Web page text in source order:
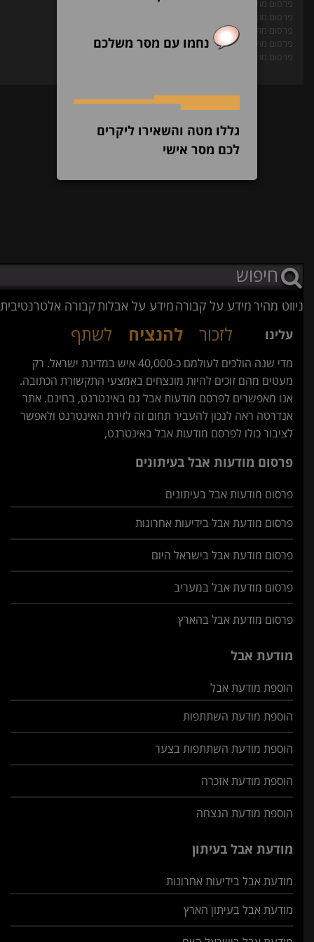
פרסום מודעות בעיתון
פרסום מודעת אבל בעיתון
פרסום מודעה משפטית בעיתון
פרסום מודעה מסחרית בעיתון
פרסום מודעת דרושים בעיתון
ניווט מהירמידע על קבורהמידע על אבלותקבורה אלטרנטיבית
לזכור להנציח לשתף
נחמו עם מסר משלכם
גללו מטה והשאירו ליקרים
לכם מסר אישי
עלינו
מדי שנה הולכים לעולמם כ-40,000 איש במדינת ישראל. רק
מעטים מהם זוכים להיות מונצחים באמצעי התקשורת הכתובה.
אנו מאפשרים לפרסם מודעות אבל גם באינטרנט, בחינם. אתר
אנדרטה ראה לנכון להעביר תחום זה לזירת האינטרנט ולאפשר
לציבור כולו לפרסם מודעות אבל באינטרנט,
פרסום מודעות אבל בעיתונים
פרסום מודעות אבל בעיתונים
פרסום מודעת אבל בידיעות אחרונות
פרסום מודעת אבל בישראל היום
פרסום מודעת אבל במעריב
פרסום מודעת אבל בהארץ
מודעת אבל
הוספת מודעת אבל
הוספת מודעת השתתפות
הוספת מודעת השתתפות בצער
הוספת מודעת אזכרה
הוספת מודעת הנצחה
מודעת אבל בעיתון
מודעת אבל בידיעות אחרונות
מודעת אבל בעיתון הארץ